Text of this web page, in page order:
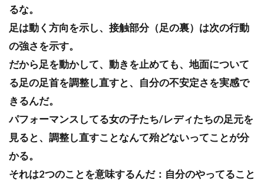
るな。
足は動く方向を示し、接触部分（足の裏）は次の行動
の強さを示す。
だから足を動かして、動きを止めても、地面について
る足の足首を調整し直すと、自分の不安定さを実感で
きるんだ。
パフォーマンスしてる女の子たち/レディたちの足元を
見ると、調整し直すことなんて殆どないってことが分
かる。
それは2つのことを意味するんだ：自分のやってること